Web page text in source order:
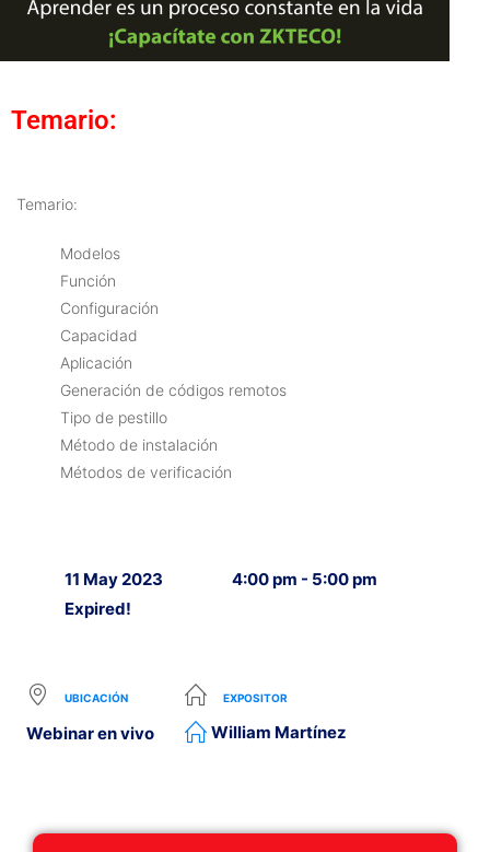
Temario:
Temario:
Modelos
Función
Configuración
Capacidad
Aplicación
Generación de códigos remotos
Tipo de pestillo
Método de instalación
Métodos de verificación
11 May 2023
Expired!
4:00 pm - 5:00 pm
UBICACIÓN
Webinar en vivo
EXPOSITOR
William Martínez